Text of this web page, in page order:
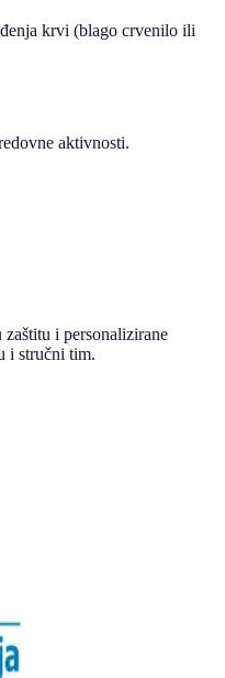
krvi (blago crvenilo ili
aktivnosti.
i personalizirane
i stručni tim.